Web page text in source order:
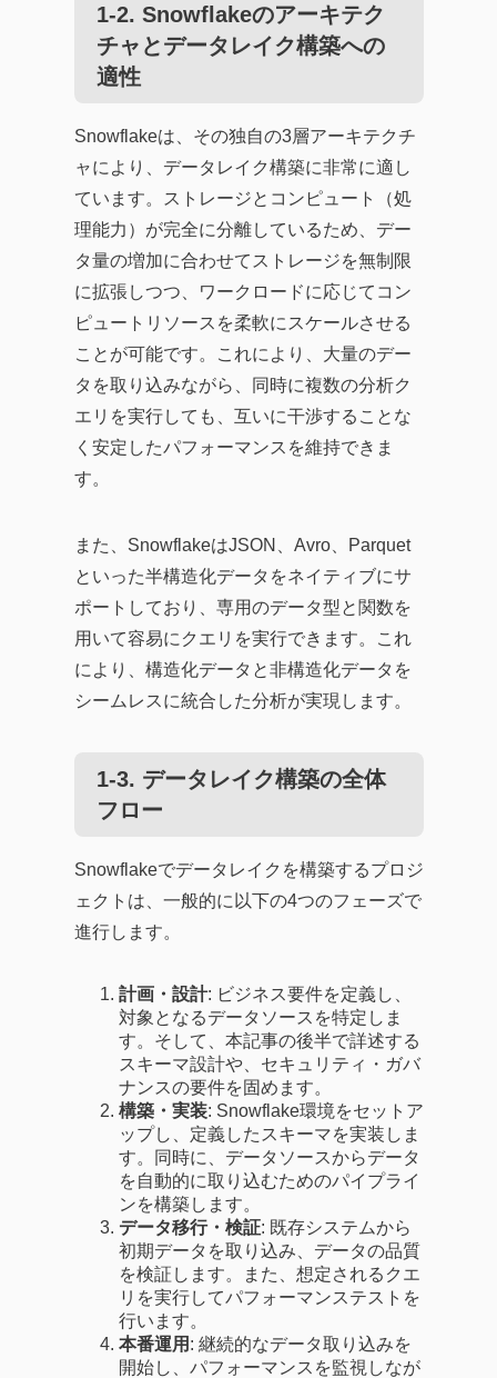
1-2. Snowflakeのアーキテク
チャとデータレイク構築への
適性
Snowflakeは、その独自の3層アーキテクチ
ャにより、データレイク構築に非常に適し
ています。ストレージとコンピュート（処
理能力）が完全に分離しているため、デー
タ量の増加に合わせてストレージを無制限
に拡張しつつ、ワークロードに応じてコン
ピュートリソースを柔軟にスケールさせる
ことが可能です。これにより、大量のデー
タを取り込みながら、同時に複数の分析ク
エリを実行しても、互いに干渉することな
く安定したパフォーマンスを維持できま
す。
また、SnowflakeはJSON、Avro、Parquet
といった半構造化データをネイティブにサ
ポートしており、専用のデータ型と関数を
用いて容易にクエリを実行できます。これ
により、構造化データと非構造化データを
シームレスに統合した分析が実現します。
1-3. データレイク構築の全体
フロー
Snowflakeでデータレイクを構築するプロジ
ェクトは、一般的に以下の4つのフェーズで
進行します。
計画・設計: ビジネス要件を定義し、
対象となるデータソースを特定しま
す。そして、本記事の後半で詳述する
スキーマ設計や、セキュリティ・ガバ
ナンスの要件を固めます。
構築・実装: Snowflake環境をセットア
ップし、定義したスキーマを実装しま
す。同時に、データソースからデータ
を自動的に取り込むためのパイプライ
ンを構築します。
データ移行・検証: 既存システムから
初期データを取り込み、データの品質
を検証します。また、想定されるクエ
リを実行してパフォーマンステストを
行います。
本番運用 : 継続的なデータ取り込みを
開始し、パフォーマンスを監視しなが